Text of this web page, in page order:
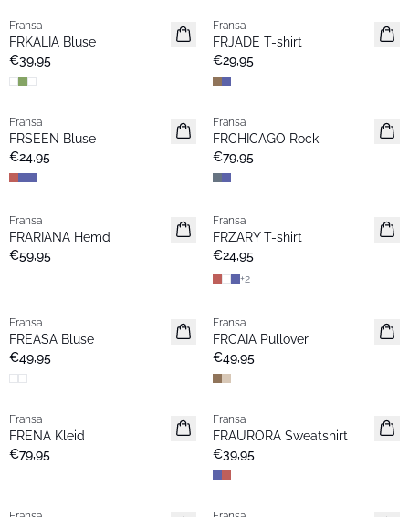
Neu
Fransa
FRKALIA Bluse
€39,95
Extended size
Fransa
FRJADE T-shirt
€29,95
Extended size
Fransa
FRSEEN Bluse
€24,95
Neu
Fransa
FRCHICAGO Rock
€79,95
Neu
Fransa
FRARIANA Hemd
€59,95
Extended size
Fransa
FRZARY T-shirt
€24,95
+2
Extended size
Fransa
FREASA Bluse
€49,95
Neu
Fransa
FRCAIA Pullover
€49,95
Neu
Fransa
FRENA Kleid
€79,95
Neu
Fransa
FRAURORA Sweatshirt
€39,95